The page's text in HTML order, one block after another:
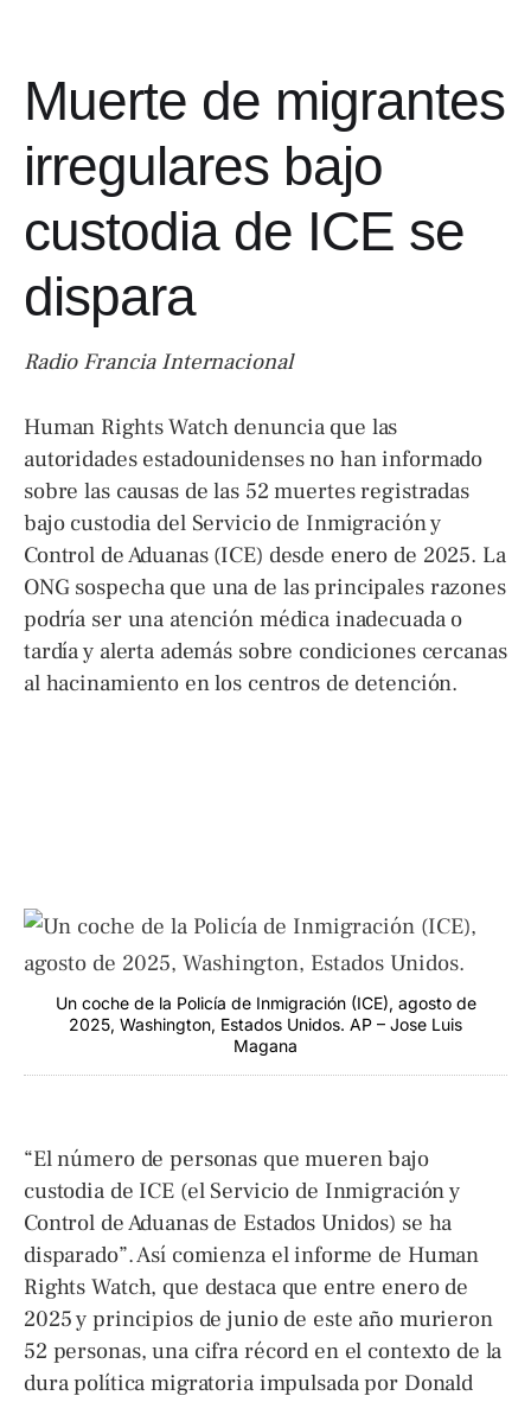
Muerte de migrantes
irregulares bajo
custodia de ICE se
dispara
Radio Francia Internacional
Human Rights Watch denuncia que las
autoridades estadounidenses no han informado
sobre las causas de las 52 muertes registradas
bajo custodia del Servicio de Inmigración y
Control de Aduanas (ICE) desde enero de 2025. La
ONG sospecha que una de las principales razones
podría ser una atención médica inadecuada o
tardía y alerta además sobre condiciones cercanas
al hacinamiento en los centros de detención.
Un coche de la Policía de Inmigración (ICE), agosto de
2025, Washington, Estados Unidos. AP – Jose Luis
Magana
“El número de personas que mueren bajo
custodia de ICE (el Servicio de Inmigración y
Control de Aduanas de Estados Unidos) se ha
disparado”. Así comienza el informe de Human
Rights Watch, que destaca que entre enero de
2025 y principios de junio de este año murieron
52 personas, una cifra récord en el contexto de la
dura política migratoria impulsada por Donald